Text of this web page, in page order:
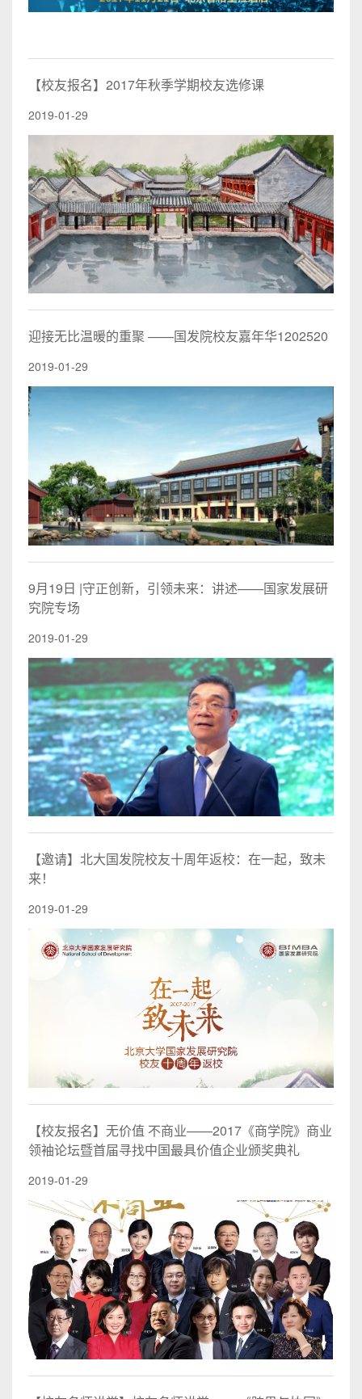
【校友报名】2017年秋季学期校友选修课
2019-01-29
迎接无比温暖的重聚 ——国发院校友嘉年华1202520
2019-01-29
9月19日 |守正创新，引领未来：讲述——国家发展研
究院专场
2019-01-29
【邀请】北大国发院校友十周年返校：在一起，致未
来！
2019-01-29
【校友报名】无价值 不商业——2017《商学院》商业
领袖论坛暨首届寻找中国最具价值企业颁奖典礼
2019-01-29